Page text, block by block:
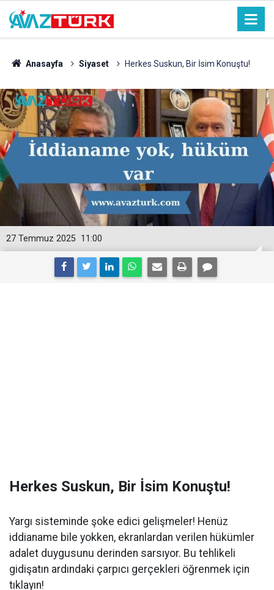
Anasayfa Siyaset Herkes Suskun, Bir İsim Konuştu!
11:00
27 Temmuz 2025
Herkes Suskun, Bir İsim Konuştu!
Yargı sisteminde şoke edici gelişmeler! Henüz
iddianame bile yokken, ekranlardan verilen hükümler
adalet duygusunu derinden sarsıyor. Bu tehlikeli
gidişatın ardındaki çarpıcı gerçekleri öğrenmek için
tıklayın!